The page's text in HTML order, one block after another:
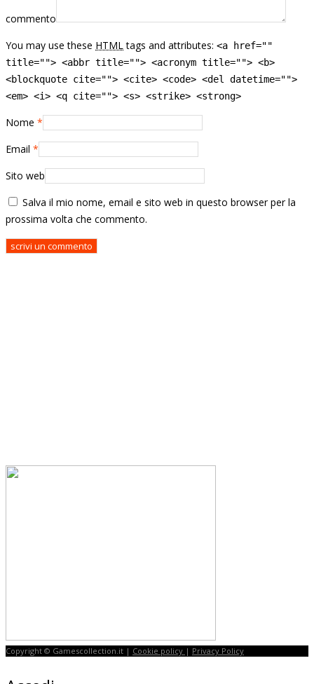
commento
You may use these HTML tags and attributes: <a href=""
title=""> <abbr title=""> <acronym title=""> <b>
<blockquote cite=""> <cite> <code> <del datetime="">
<em> <i> <q cite=""> <s> <strike> <strong>
Nome *
Email *
Sito web
Salva il mio nome, email e sito web in questo browser per la
prossima volta che commento.
Copyright © Gamescollection.it | Cookie policy | Privacy Policy